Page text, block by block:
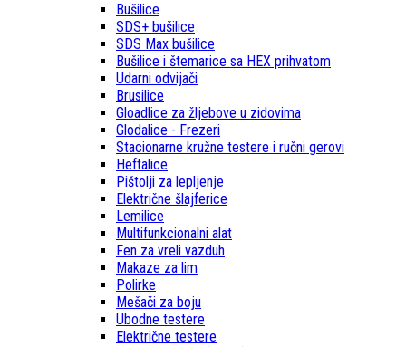
Bušilice
SDS+ bušilice
SDS Max bušilice
Bušilice i štemarice sa HEX prihvatom
Udarni odvijači
Brusilice
Gloadlice za žljebove u zidovima
Glodalice - Frezeri
Stacionarne kružne testere i ručni gerovi
Heftalice
Pištolji za lepljenje
Električne šlajferice
Lemilice
Multifunkcionalni alat
Fen za vreli vazduh
Makaze za lim
Polirke
Mešači za boju
Ubodne testere
Električne testere